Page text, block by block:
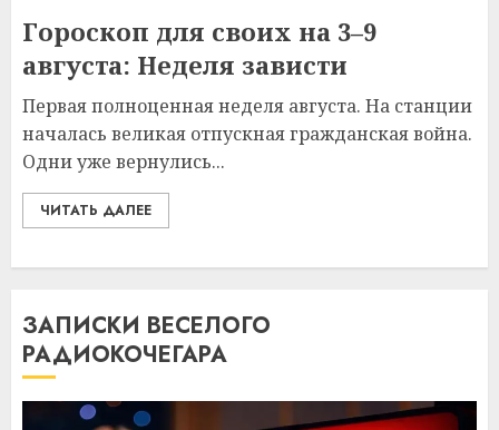
Гороскоп для своих на 3–9
августа: Неделя зависти
Первая полноценная неделя августа. На станции
началась великая отпускная гражданская война.
Одни уже вернулись...
ЧИТАТЬ ДАЛЕЕ
ЗАПИСКИ ВЕСЕЛОГО
РАДИОКОЧЕГАРА